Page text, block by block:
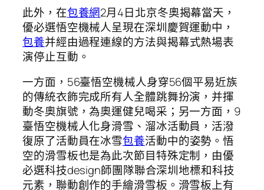
此外，在包養網2月4日北京冬奧揭幕當天，
優必選悟空機械人呈現在深圳慶賀運動中，
包養并經由過程連線的方法與揭幕式熱場表
演停止互動。
一方面，56臺悟空機械人身穿56個平易近族
的傳統衣飾完成所有人全體跳舞扮演，并揮
動冬奧旗號，為奧運健兒喝采；另一方面，9
臺悟空機械人化身滑雪、溜冰活動員，活潑
復原了活動員在冰雪包養活動中的姿勢。悟
空的滑雪板也是為此次節目特殊定制，由優
必選科技design師團隊聯合深圳地標和科技
元素，聯動創作的手繪滑雪板。滑雪板上有